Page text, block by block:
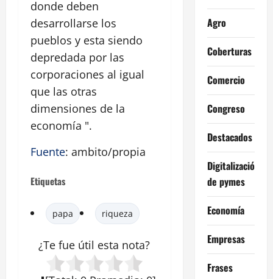
donde deben
desarrollarse los
pueblos y esta siendo
depredada por las
corporaciones al igual
que las otras
dimensiones de la
economía ".
Fuente: ambito/propia
Etiquetas
papa riqueza
¿Te fue útil esta nota?
Agro
Coberturas
Comercio
Congreso
Destacados
Digitalización
de pymes
Economía
Empresas
Frases